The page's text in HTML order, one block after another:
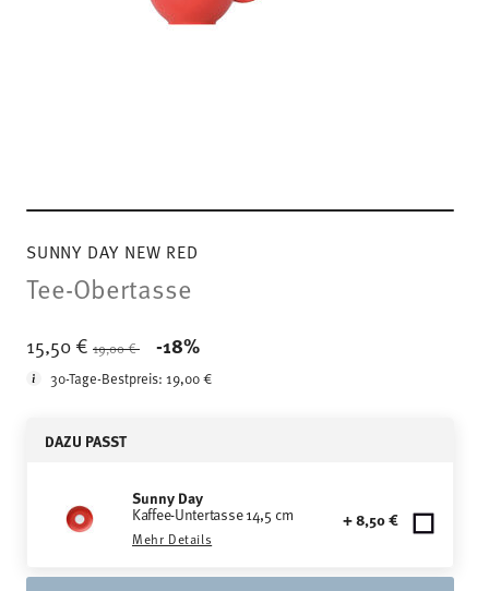
SUNNY DAY NEW RED
Tee-Obertasse
15,50 € Price reduced from
19,00 € -18%
30-Tage-Bestpreis:19,00 €
DAZU PASST
Sunny Day
Kaffee-Untertasse 14,5 cm
Mehr Details
+ 8,50 €